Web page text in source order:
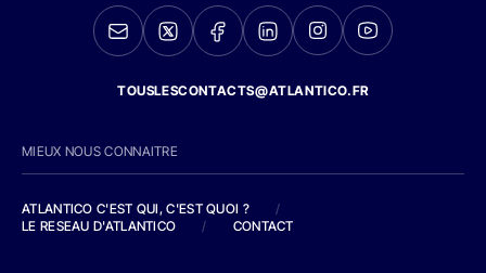
TOUSLESCONTACTS@ATLANTICO.FR
MIEUX NOUS CONNAITRE
ATLANTICO C'EST QUI, C'EST QUOI ?
/
LE RESEAU D'ATLANTICO
/ CONTACT